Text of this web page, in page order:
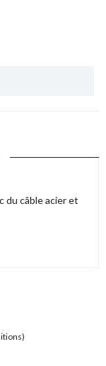
du câble acier et